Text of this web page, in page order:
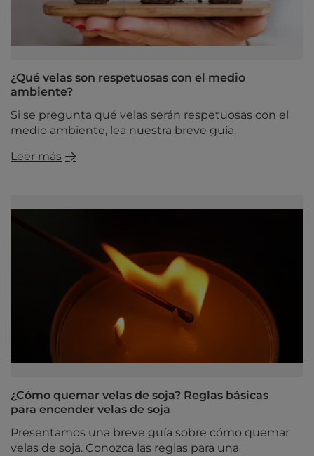
¿Qué velas son respetuosas con el medio
ambiente?
Si se pregunta qué velas serán respetuosas con el
medio ambiente, lea nuestra breve guía.
Leer más
¿Cómo quemar velas de soja? Reglas básicas
para encender velas de soja
Presentamos una breve guía sobre cómo quemar
velas de soja. Conozca las reglas para una